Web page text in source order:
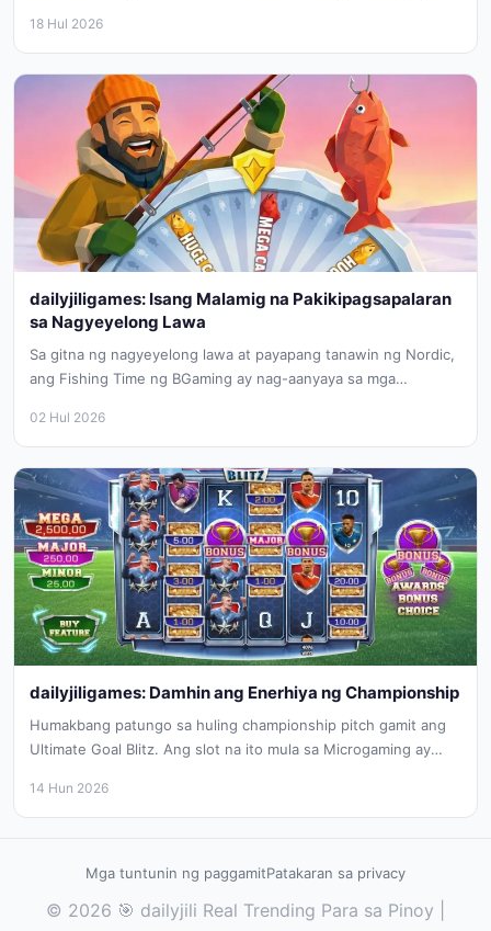
18 Hul 2026
dailyjiligames: Isang Malamig na Pakikipagsapalaran
sa Nagyeyelong Lawa
Sa gitna ng nagyeyelong lawa at payapang tanawin ng Nordic,
ang Fishing Time ng BGaming ay nag-aanyaya sa mga
02 Hul 2026
dailyjiligames: Damhin ang Enerhiya ng Championship
Humakbang patungo sa huling championship pitch gamit ang
Ultimate Goal Blitz. Ang slot na ito mula sa Microgaming ay
14 Hun 2026
Mga tuntunin ng paggamitPatakaran sa privacy
© 2026 🎯 dailyjili Real Trending Para sa Pinoy |